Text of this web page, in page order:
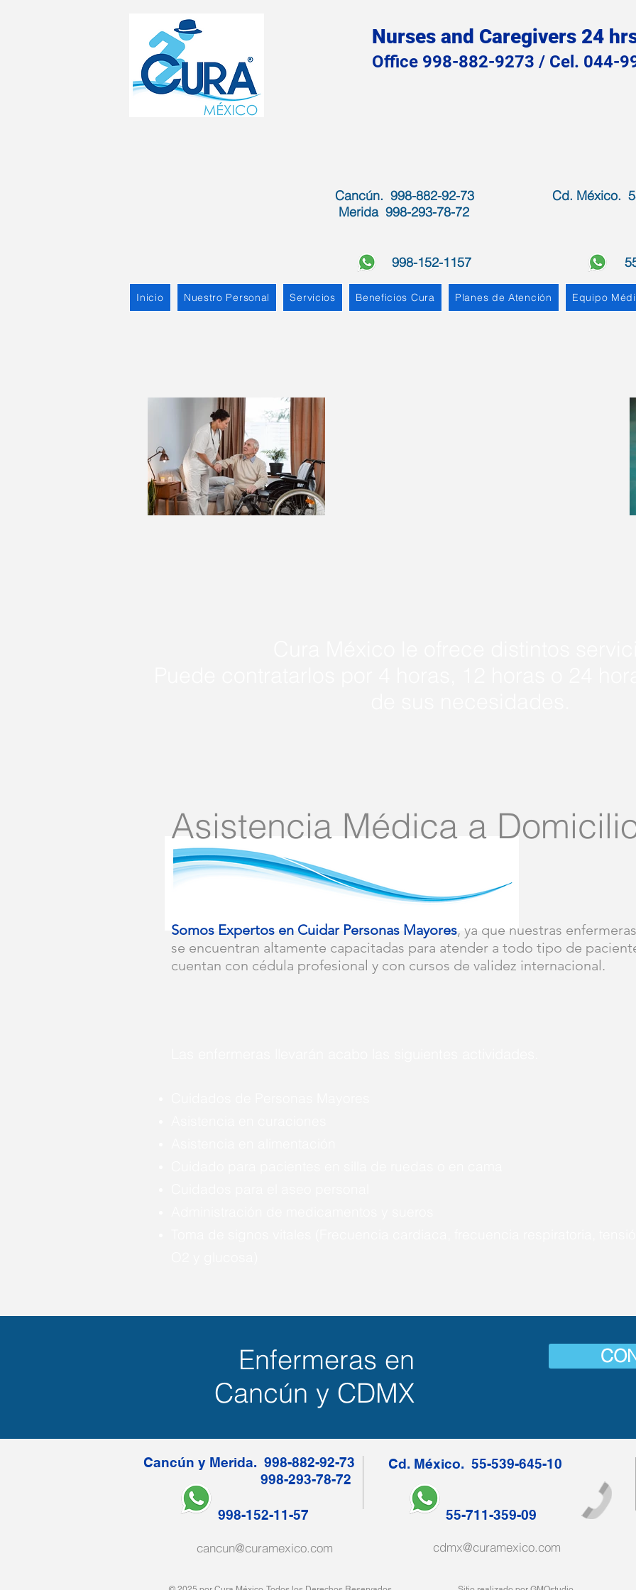
Nurses and Caregivers 24
Office 998-882-9273 / Cel. 044-
Cancún. 998-882-92-73
Merida 998-293-78-72
Cd. México.
998-152-1157
Inicio Nuestro Personal Servicios Beneficios Cura Planes de Atención Equipo
Asistencia Médica a
Somos Expertos en Cuidar Personas Mayores, ya que nuestras enfermeras
se encuentran altamente capacitadas para atender a todo tipo de
cuentan con cédula profesional y con cursos de validez internacional.
Enfermeras en
Cancún y CDMX
998-152-11-57
Cancún y Merida. 998-882-92-73
998-293-78-72
55-711-359-09
Cd. México. 55-539-645-10
cancun@curamexico.com cdmx@curamexico.com